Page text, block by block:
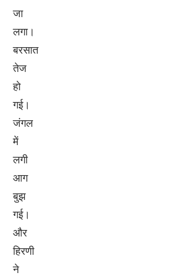
जा
लगा।
बरसात
तेज
हो
गई।
जंगल
में
लगी
आग
बुझ
गई।
और
हिरणी
ने